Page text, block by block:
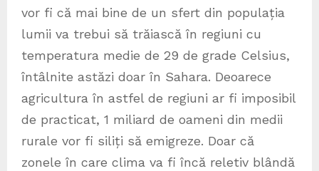
vor fi că mai bine de un sfert din populația
lumii va trebui să trăiască în regiuni cu
temperatura medie de 29 de grade Celsius,
întâlnite astăzi doar în Sahara. Deoarece
agricultura în astfel de regiuni ar fi imposibil
de practicat, 1 miliard de oameni din medii
rurale vor fi siliți să emigreze. Doar că
zonele în care clima va fi încă reletiv blândă